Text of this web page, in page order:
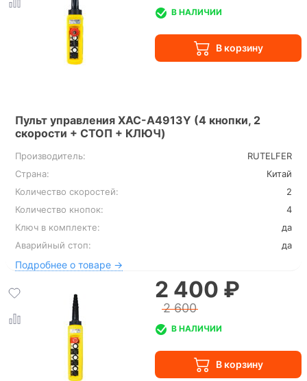
Пульт управления XAC-A4913Y (4 кнопки, 2
скорости + СТОП + КЛЮЧ)
Производитель:
RUTELFER
Страна:
Китай
Количество скоростей:
2
Количество кнопок:
4
Ключ в комплекте:
да
Аварийный стоп:
да
Подробнее о товаре →
В НАЛИЧИИ
2 400 ₽
2 600
В НАЛИЧИИ